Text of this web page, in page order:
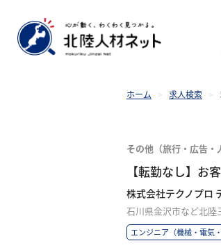
ホーム > 求人検索 >
その他（旅行・広告・
【転勤なし】
株式会社テクノプロ
石川県金沢市など北
エンジニア（機械・電気